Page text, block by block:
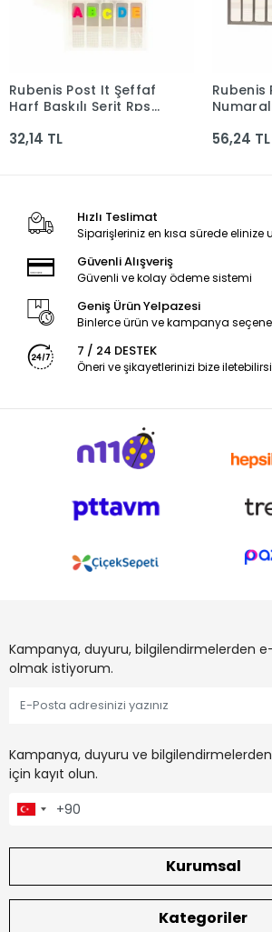
Sepete Ekle
Rubenis Post It Şeffaf
Harf Baskılı Şerit Rps-
32,14 TL 56,24 TL
Hızlı Teslimat
Siparişleriniz en kısa sürede elinize
Güvenli Alışveriş
Güvenli ve kolay ödeme sistemi
Geniş Ürün Yelpazesi
Binlerce ürün ve kampanya
7 / 24 DESTEK
Öneri ve şikayetlerinizi bize
Kampanya, duyuru, bilgilendirmelerden
olmak istiyorum.
Kampanya, duyuru ve
için kayıt olun.
Kurumsal
Kategoriler